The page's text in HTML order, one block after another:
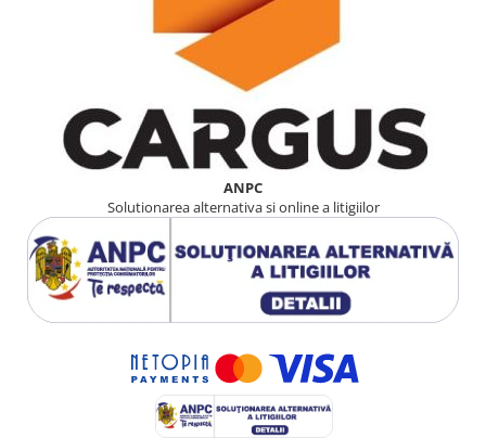
ANPC
Solutionarea alternativa si online a litigiilor